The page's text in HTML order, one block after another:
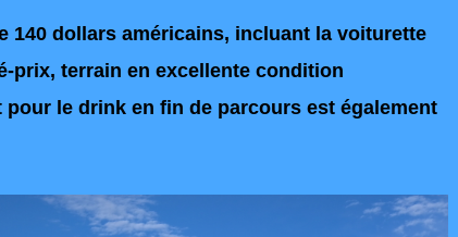
140 dollars américains, incluant la voiturette
prix, terrain en excellente condition
pour le drink en fin de parcours est également